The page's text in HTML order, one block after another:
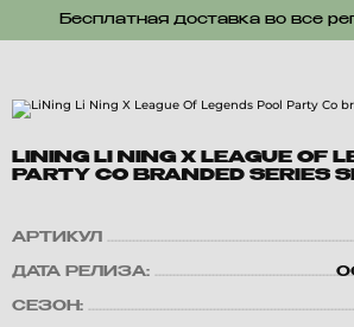
Бесплатная доставка во все
LINING LI NING X LEAGUE OF
PARTY CO BRANDED SERIES
АРТИКУЛ
ДАТА РЕЛИЗА:
СЕЗОН: